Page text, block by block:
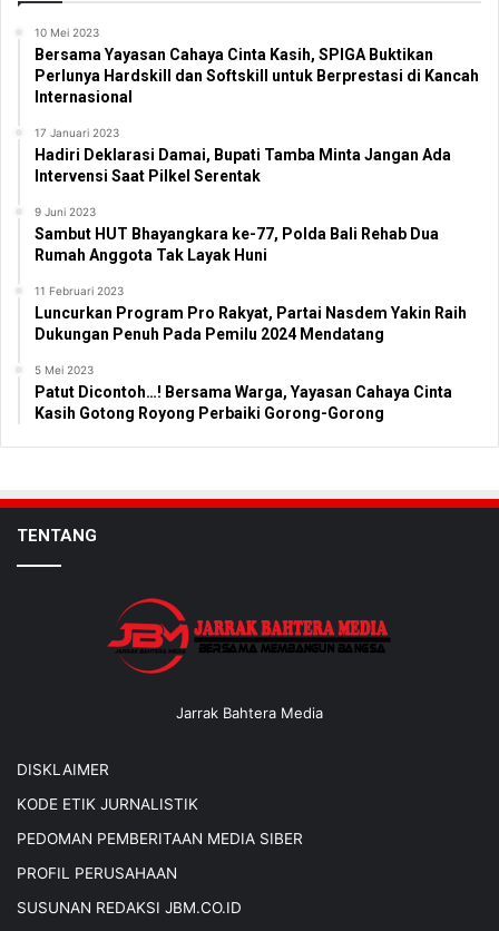
10 Mei 2023
Bersama Yayasan Cahaya Cinta Kasih, SPIGA Buktikan
Perlunya Hardskill dan Softskill untuk Berprestasi di Kancah
Internasional
17 Januari 2023
Hadiri Deklarasi Damai, Bupati Tamba Minta Jangan Ada
Intervensi Saat Pilkel Serentak
9 Juni 2023
Sambut HUT Bhayangkara ke-77, Polda Bali Rehab Dua
Rumah Anggota Tak Layak Huni
11 Februari 2023
Luncurkan Program Pro Rakyat, Partai Nasdem Yakin Raih
Dukungan Penuh Pada Pemilu 2024 Mendatang
5 Mei 2023
Patut Dicontoh…! Bersama Warga, Yayasan Cahaya Cinta
Kasih Gotong Royong Perbaiki Gorong-Gorong
TENTANG
Jarrak Bahtera Media
DISKLAIMER
KODE ETIK JURNALISTIK
PEDOMAN PEMBERITAAN MEDIA SIBER
PROFIL PERUSAHAAN
SUSUNAN REDAKSI JBM.CO.ID